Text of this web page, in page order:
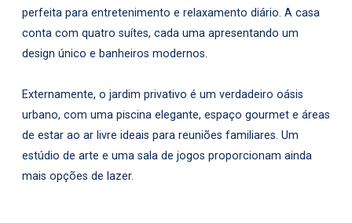
perfeita para entretenimento e relaxamento diário. A casa
conta com quatro suítes, cada uma apresentando um
design único e banheiros modernos.
Externamente, o jardim privativo é um verdadeiro oásis
urbano, com uma piscina elegante, espaço gourmet e áreas
de estar ao ar livre ideais para reuniões familiares. Um
estúdio de arte e uma sala de jogos proporcionam ainda
mais opções de lazer.